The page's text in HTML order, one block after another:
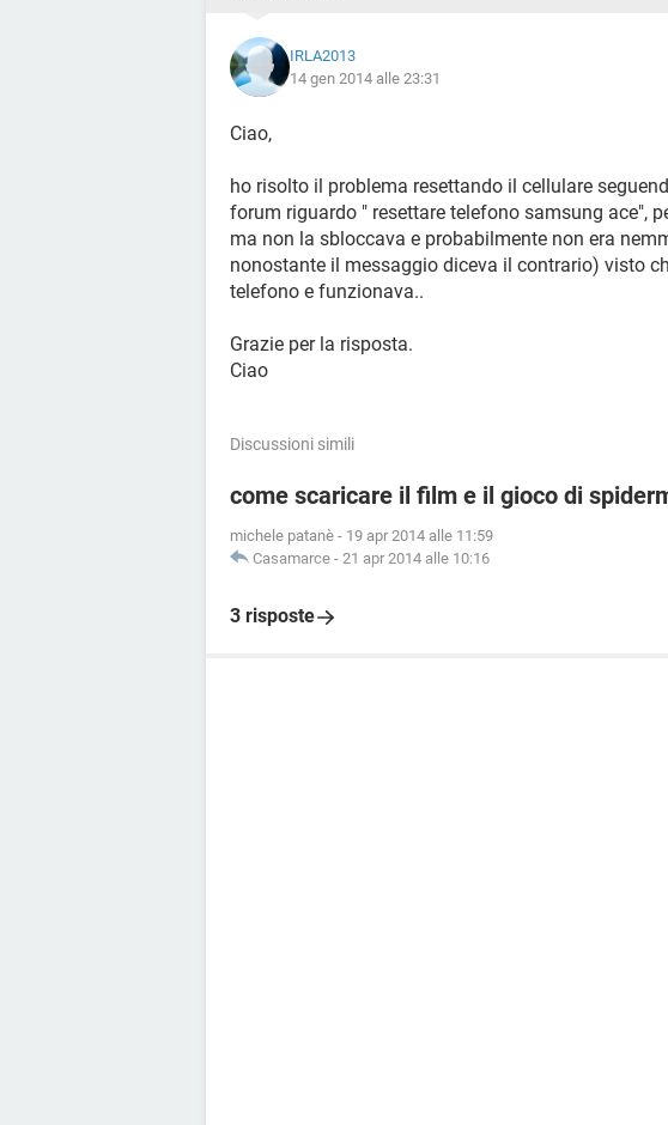
IRLA2013
14 gen 2014 alle 23:31
Ciao,
ho risolto il problema resettando il cellulare
forum riguardo " resettare telefono samsung ace",
ma non la sbloccava e probabilmente non era
nonostante il messaggio diceva il contrario) visto
telefono e funzionava..
Grazie per la risposta.
Ciao
Discussioni simili
come scaricare il film e il gioco di
michele patanè - 19 apr 2014 alle 11:59
Casamarce - 21 apr 2014 alle 10:16
3 risposte